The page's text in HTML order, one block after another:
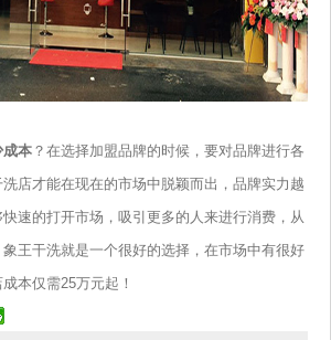
成本 ？在选择加盟品牌的时候，要对品牌进行各
店才能在现在的市场中脱颖而出，品牌实力越
速的打开市场，吸引更多的人来进行消费，从
王干洗就是一个很好的选择，在市场中有很好
本仅需25万元起！